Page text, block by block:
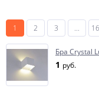
1 2 3 ...
Бра Crystal
1 руб.